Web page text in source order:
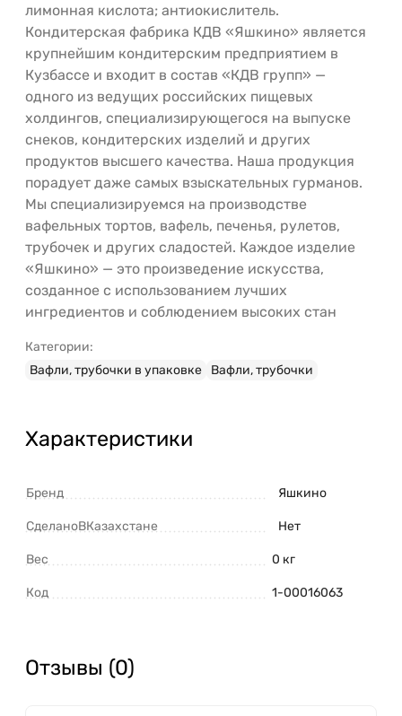
лимонная кислота; антиокислитель.
Кондитерская фабрика КДВ «Яшкино» является
крупнейшим кондитерским предприятием в
Кузбассе и входит в состав «КДВ групп» —
одного из ведущих российских пищевых
холдингов, специализирующегося на выпуске
снеков, кондитерских изделий и других
продуктов высшего качества. Наша продукция
порадует даже самых взыскательных гурманов.
Мы специализируемся на производстве
вафельных тортов, вафель, печенья, рулетов,
трубочек и других сладостей. Каждое изделие
«Яшкино» — это произведение искусства,
созданное с использованием лучших
ингредиентов и соблюдением высоких стан
Категории:
Вафли, трубочки в упаковке
Вафли, трубочки
Характеристики
Бренд Яшкино
СделаноВКазахстане Нет
Вес 0 кг
Код 1-00016063
Отзывы (0)